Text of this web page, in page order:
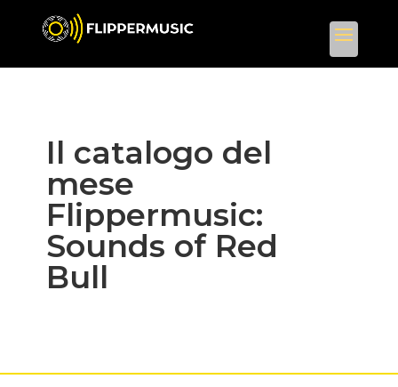
Il catalogo del
mese
Flippermusic:
Sounds of Red
Bull